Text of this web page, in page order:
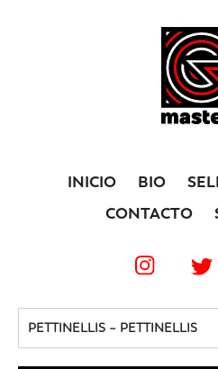
INICIO BIO
CONTACTO
PETTINELLIS – PETTINELLIS